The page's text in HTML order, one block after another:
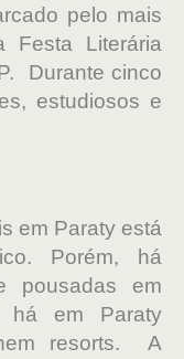
pelo mais
Festa Literária
Durante cinco
estudiosos e
em Paraty está
Porém, há
pousadas em
há em Paraty
resorts. A